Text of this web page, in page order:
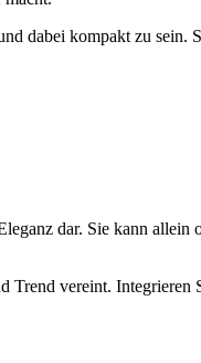
dabei kompakt zu sein.
dar. Sie kann allein
vereint. Integrieren